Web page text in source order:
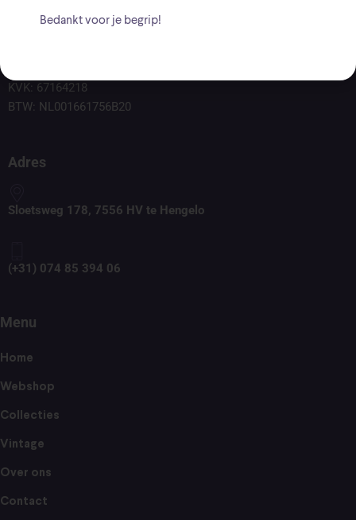
KVK: 67164218
BTW: NL001661756B20
Adres
Sloetsweg 178, 7556 HV te Hengelo
(+31) 074 85 394 06
Menu
Home
Webshop
Collecties
Vintage
Over ons
Contact
Bedankt voor je begrip!